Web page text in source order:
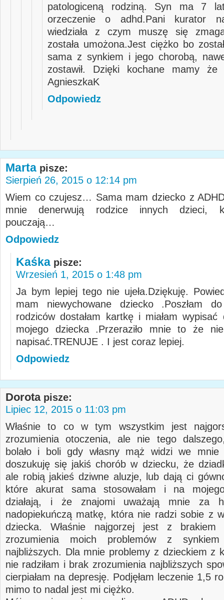
patologiceną rodziną. Syn ma 7
orzeczenie o adhd.Pani kurator
wiedziała z czym muszę się
została umożona.Jest ciężko bo
sama z synkiem i jego chorobą,
zostawił. Dzięki kochane mamy
AgnieszkaK
Odpowiedz
Marta pisze:
Sierpień 26, 2015 o 12:14 pm
Wiem co czujesz… Sama mam dziecko z
mnie denerwują rodzice innych dzieci,
pouczają…
Odpowiedz
Kaśka pisze:
Wrzesień 1, 2015 o 1:48 pm
Ja bym lepiej tego nie ujeła.Dziękuję.
mam niewychowane dziecko .Poszłam
rodziców dostałam kartkę i miałam wypisać
mojego dziecka .Przeraziło mnie to że
napisać.TRENUJE . I jest coraz lepiej.
Odpowiedz
Dorota pisze:
Lipiec 12, 2015 o 11:03 pm
Właśnie to co w tym wszystkim jest
zrozumienia otoczenia, ale nie tego
bolało i boli gdy własny mąż widzi we mnie
doszukuję się jakiś chorób w dziecku, że
ale robią jakieś dziwne aluzje, lub dają ci
które akurat sama stosowałam i na
działają, i że znajomi uważają mnie za
nadopiekuńczą matkę, która nie radzi sobie z
dziecka. Właśnie najgorzej jest z brakiem
zrozumienia moich problemów z
najbliższych. Dla mnie problemy z dzieckiem z
nie radziłam i brak zrozumienia najbliższych
cierpiałam na depresję. Podjęłam leczenie 1,5
mimo to nadal jest mi ciężko.